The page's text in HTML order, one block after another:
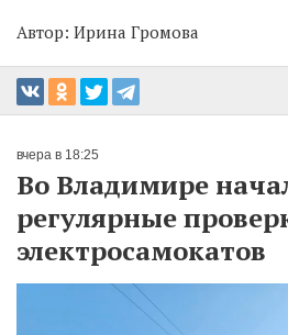
Автор: Ирина Громова
вчера в 18:25
Во Владимире
регулярные
электросамокатов